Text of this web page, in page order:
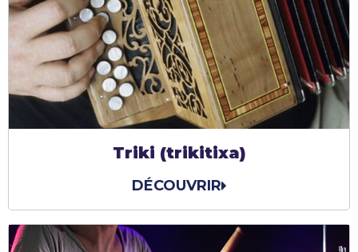
Triki (trikitixa)
DÉCOUVRIR